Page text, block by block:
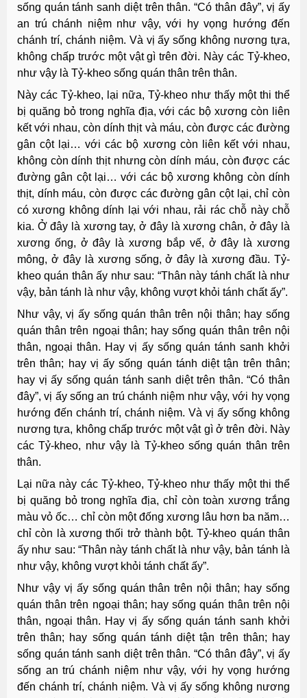
sống quán tánh sanh diệt trên thân. “Có thân đây”, vị ấy
an trú chánh niệm như vậy, với hy vọng hướng đến
chánh trí, chánh niệm. Và vị ấy sống không nương tựa,
không chấp trước một vật gì trên đời. Này các Tỷ-kheo,
như vậy là Tỷ-kheo sống quán thân trên thân.
Này các Tỷ-kheo, lại nữa, Tỷ-kheo như thấy một thi thể
bị quăng bỏ trong nghĩa địa, với các bộ xương còn liên
kết với nhau, còn dính thịt và máu, còn được các đường
gân cột lại… với các bộ xương còn liên kết với nhau,
không còn dính thịt nhưng còn dính máu, còn được các
đường gân cột lại… với các bộ xương không còn dính
thịt, dính máu, còn được các đường gân cột lại, chỉ còn
có xương không dính lại với nhau, rải rác chỗ này chỗ
kia. Ở đây là xương tay, ở đây là xương chân, ở đây là
xương ống, ở đây là xương bắp vế, ở đây là xương
mông, ở đây là xương sống, ở đây là xương đầu. Tỷ-
kheo quán thân ấy như sau: “Thân này tánh chất là như
vậy, bản tánh là như vậy, không vượt khỏi tánh chất ấy”.
Như vậy, vị ấy sống quán thân trên nội thân; hay sống
quán thân trên ngoại thân; hay sống quán thân trên nội
thân, ngoại thân. Hay vị ấy sống quán tánh sanh khởi
trên thân; hay vị ấy sống quán tánh diệt tận trên thân;
hay vị ấy sống quán tánh sanh diệt trên thân. “Có thân
đây”, vị ấy sống an trú chánh niệm như vậy, với hy vọng
hướng đến chánh trí, chánh niệm. Và vị ấy sống không
nương tựa, không chấp trước một vật gì ở trên đời. Này
các Tỷ-kheo, như vậy là Tỷ-kheo sống quán thân trên
thân.
Lại nữa này các Tỷ-kheo, Tỷ-kheo như thấy một thi thể
bị quăng bỏ trong nghĩa địa, chỉ còn toàn xương trắng
màu vỏ ốc… chỉ còn một đống xương lâu hơn ba năm…
chỉ còn là xương thối trở thành bột. Tỷ-kheo quán thân
ấy như sau: “Thân này tánh chất là như vậy, bản tánh là
như vậy, không vượt khỏi tánh chất ấy”.
Như vậy vị ấy sống quán thân trên nội thân; hay sống
quán thân trên ngoại thân; hay sống quán thân trên nội
thân, ngoại thân. Hay vị ấy sống quán tánh sanh khởi
trên thân; hay sống quán tánh diệt tận trên thân; hay
sống quán tánh sanh diệt trên thân. “Có thân đây”, vị ấy
sống an trú chánh niệm như vậy, với hy vọng hướng
đến chánh trí, chánh niệm. Và vị ấy sống không nương